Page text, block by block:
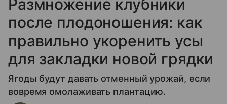
Размножение клубники
после плодоношения: как
правильно укоренить усы
для закладки новой грядки
Ягоды будут давать отменный урожай, если
вовремя омолаживать плантацию.